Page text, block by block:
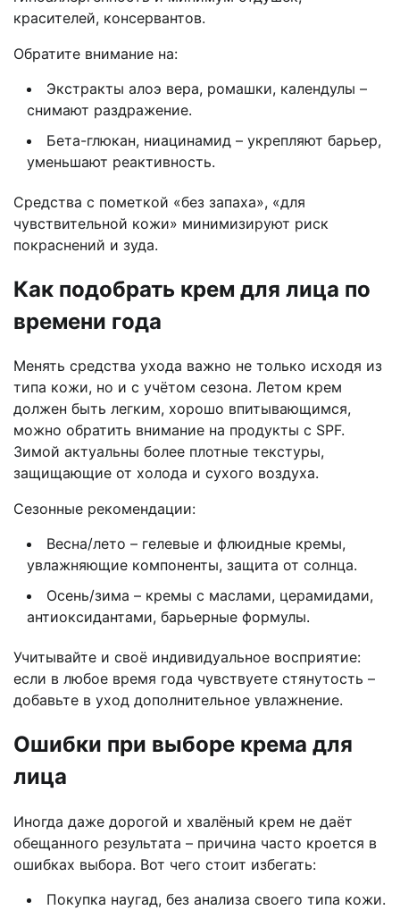
красителей, консервантов.
Обратите внимание на:
Экстракты алоэ вера, ромашки, календулы –
снимают раздражение.
Бета-глюкан, ниацинамид – укрепляют барьер,
уменьшают реактивность.
Средства с пометкой «без запаха», «для
чувствительной кожи» минимизируют риск
покраснений и зуда.
Как подобрать крем для лица по
времени года
Менять средства ухода важно не только исходя из
типа кожи, но и с учётом сезона. Летом крем
должен быть легким, хорошо впитывающимся,
можно обратить внимание на продукты с SPF.
Зимой актуальны более плотные текстуры,
защищающие от холода и сухого воздуха.
Сезонные рекомендации:
Весна/лето – гелевые и флюидные кремы,
увлажняющие компоненты, защита от солнца.
Осень/зима – кремы с маслами, церамидами,
антиоксидантами, барьерные формулы.
Учитывайте и своё индивидуальное восприятие:
если в любое время года чувствуете стянутость –
добавьте в уход дополнительное увлажнение.
Ошибки при выборе крема для
лица
Иногда даже дорогой и хвалёный крем не даёт
обещанного результата – причина часто кроется в
ошибках выбора. Вот чего стоит избегать:
Покупка наугад, без анализа своего типа кожи.